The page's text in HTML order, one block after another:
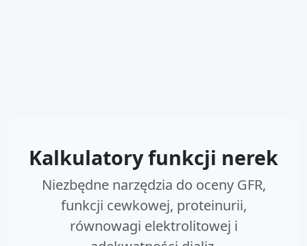
Kalkulatory funkcji nerek
Niezbędne narzędzia do oceny GFR,
funkcji cewkowej, proteinurii,
równowagi elektrolitowej i